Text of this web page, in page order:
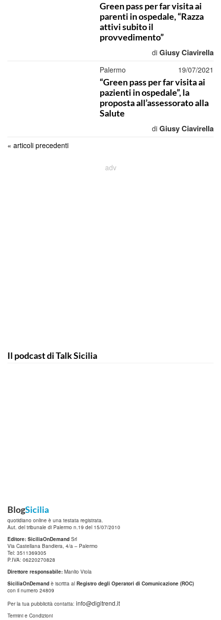
Green pass per far visita ai
parenti in ospedale, “Razza
attivi subito il
provvedimento”
di Giusy Ciavirella
Palermo 19/07/2021
“Green pass per far visita ai
pazienti in ospedale”, la
proposta all’assessorato alla
Salute
di Giusy Ciavirella
« articoli precedenti
Il podcast di Talk Sicilia
BlogSicilia
quotidiano online è una testata registrata.
Aut. del tribunale di Palermo n.19 del 15/07/2010
Editore: SiciliaOnDemand Srl
Via Castellana Bandiera, 4/a – Palermo
Tel: 3511369305
P.IVA: 06220270828
Direttore responsabile: Manlio Viola
SiciliaOnDemand è iscritta al Registro degli Operatori di Comunicazione (ROC)
con il numero 24809
Per la tua pubblicità contatta: info@digitrend.it
Termini e Condizioni